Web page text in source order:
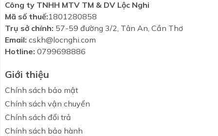
Công ty TNHH MTV TM & DV Lộc Nghi
Mã số thuế:1801280858
Trụ sở chính: 57-59 đường 3/2, Tân An, Cần Thơ
Email: cskh@locnghi.com
Hotline: 0799698886
Giới thiệu
Chính sách bảo mật
Chính sách vận chuyển
Chính sách đổi trả
Chính sách bảo hành